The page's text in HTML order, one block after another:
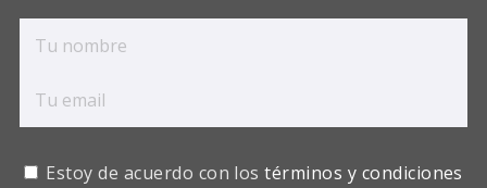
Estoy de acuerdo con lostérminos y condiciones